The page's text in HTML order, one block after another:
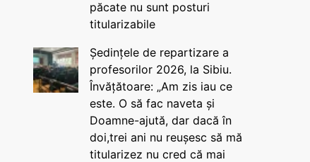
păcate nu sunt posturi
titularizabile
Ședințele de repartizare a
profesorilor 2026, la Sibiu.
Învățătoare: „Am zis iau ce
este. O să fac naveta și
Doamne-ajută, dar dacă în
doi,trei ani nu reușesc să mă
titularizez nu cred că mai